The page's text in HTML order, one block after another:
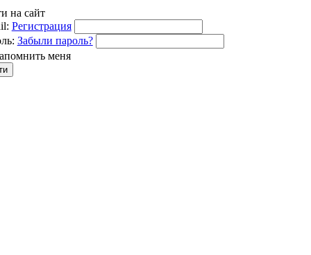
на сайт
Регистрация
Забыли пароль?
меня